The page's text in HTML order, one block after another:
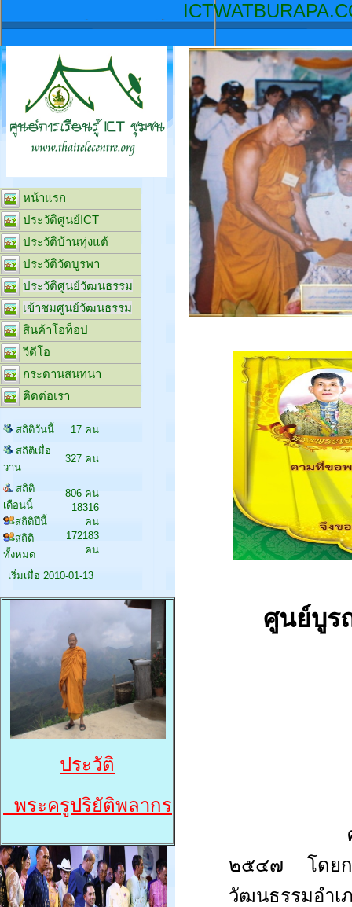
หน้าแรก
ประวัติศูนย์ICT
ประวัติบ้านทุ่งแต้
ประวัติวัดบูรพา
ประวัติศูนย์วัฒนธรรม
เข้าชมศูนย์วัฒนธรรม
สินค้าโอท็อป
วีดีโอ
กระดานสนทนา
ติดต่อเรา
สถิติวันนี้
17 คน
สถิติเมื่อ
วาน
327 คน
สถิติ
เดือนนี้
สถิติปีนี้
สถิติ
ทั้งหมด
806 คน
18316
คน
172183
คน
เริ่มเมื่อ 2010-01-13
ประวัติ
พระครูปริยัติพลากร
ศูนย์บูร
๒๕๔๗ โดยกา
วัฒนธรรมอำ